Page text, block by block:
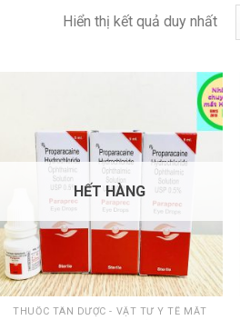
Hiển thị kết quả duy nhất
HẾT HÀNG
THUỐC TÂN DƯỢC - VẬT TƯ Y TẾ MẮT